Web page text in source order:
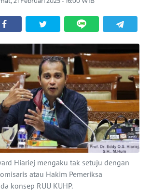
Hiariej mengaku tak setuju dengan
atau Hakim Pemeriksa
konsep RUU KUHP.